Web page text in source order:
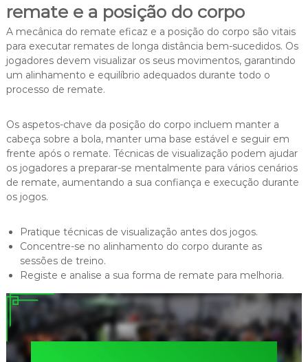
remate e a posição do corpo
A mecânica do remate eficaz e a posição do corpo são vitais
para executar remates de longa distância bem-sucedidos. Os
jogadores devem visualizar os seus movimentos, garantindo
um alinhamento e equilíbrio adequados durante todo o
processo de remate.
Os aspetos-chave da posição do corpo incluem manter a
cabeça sobre a bola, manter uma base estável e seguir em
frente após o remate. Técnicas de visualização podem ajudar
os jogadores a preparar-se mentalmente para vários cenários
de remate, aumentando a sua confiança e execução durante
os jogos.
Pratique técnicas de visualização antes dos jogos.
Concentre-se no alinhamento do corpo durante as
sessões de treino.
Registe e analise a sua forma de remate para melhoria.